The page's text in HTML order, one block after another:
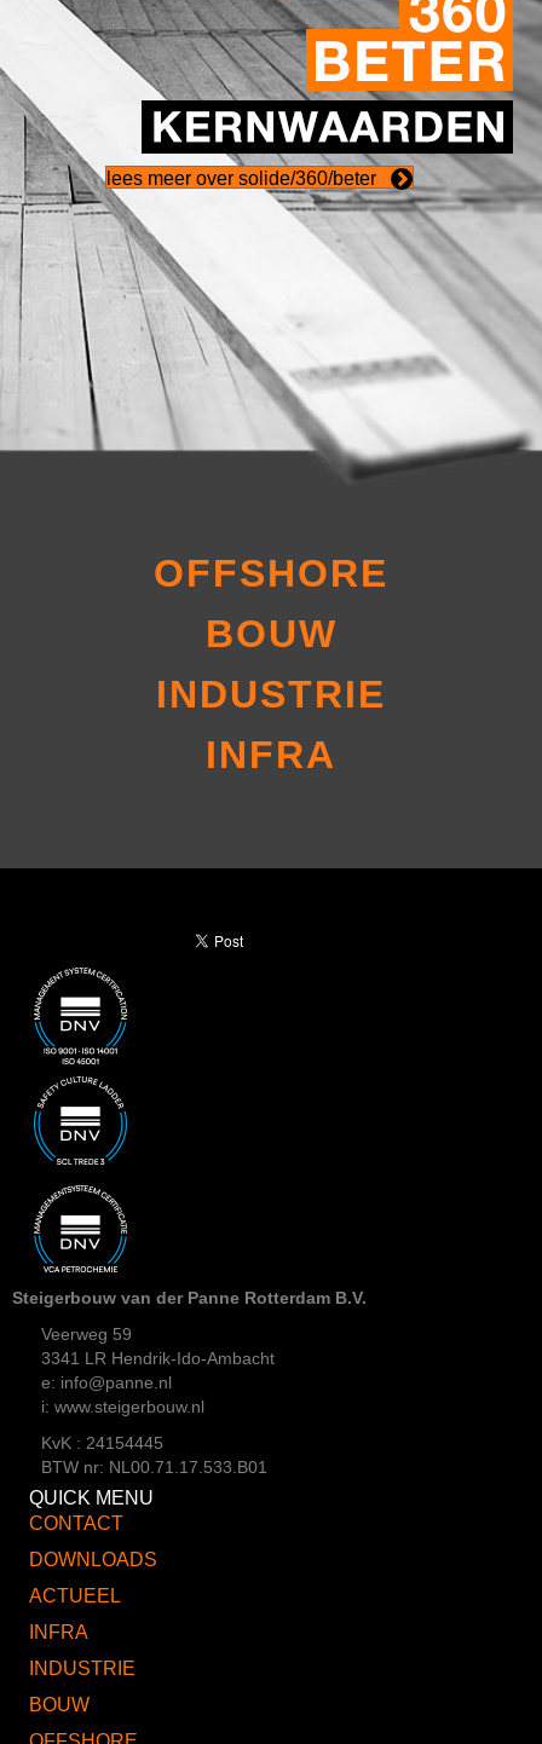
lees meer over solide/360/beter
OFFSHORE
BOUW
INDUSTRIE
INFRA
Steigerbouw van der Panne Rotterdam B.V.
Veerweg 59
3341 LR Hendrik-Ido-Ambacht
e: info@panne.nl
i: www.steigerbouw.nl
KvK : 24154445
BTW nr: NL00.71.17.533.B01
QUICK MENU
CONTACT
DOWNLOADS
ACTUEEL
INFRA
INDUSTRIE
BOUW